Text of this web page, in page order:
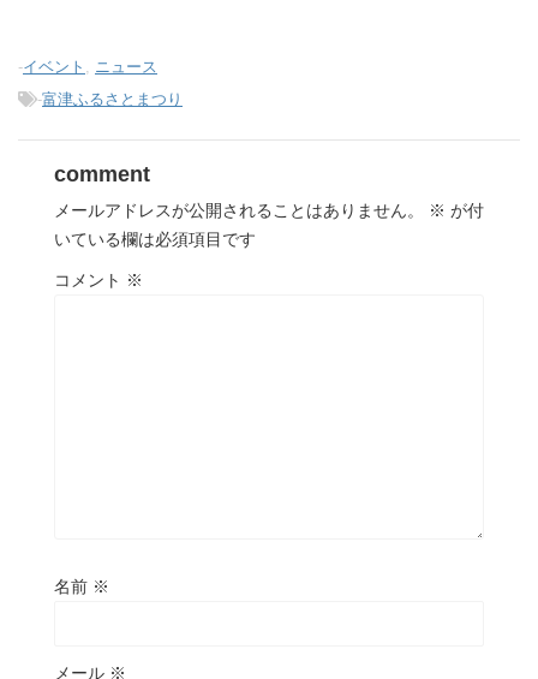
-イベント
ニュース
-富津ふるさとまつり
comment
メールアドレスが公開されることはありません。 ※ が付
いている欄は必須項目です
コメント ※
名前 ※
メール ※